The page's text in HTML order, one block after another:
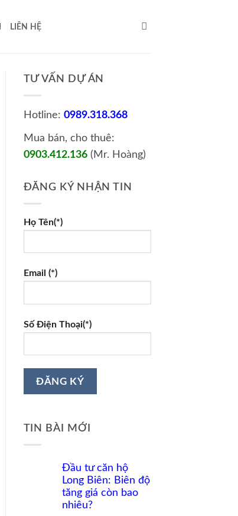
LIÊN HỆ
TƯ VẤN DỰ ÁN
Hotline: 0989.318.368
Mua bán, cho thuê:
0903.412.136(Mr. Hoàng)
ĐĂNG KÝ NHẬN TIN
Họ Tên(*)
Email (*)
Số Điện Thoại(*)
TIN BÀI MỚI
Đầu tư căn hộ
Long Biên: Biên độ
tăng giá còn bao
nhiêu?